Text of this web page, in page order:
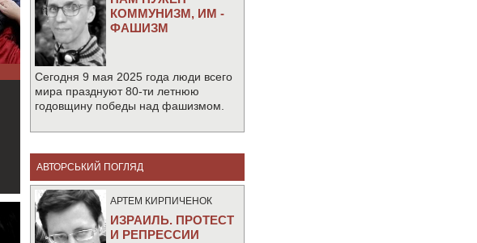
КОММУНИЗМ, ИМ -
ФАШИЗМ
Сегодня 9 мая 2025 года люди всего
мира празднуют 80-ти летнюю
годовщину победы над фашизмом.
АВТОРСЬКИЙ ПОГЛЯД
АРТЕМ КИРПИЧЕНОК
ИЗРАИЛЬ. ПРОТЕСТ
И РЕПРЕССИИ